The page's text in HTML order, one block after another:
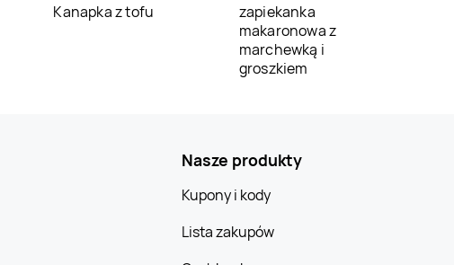
Kanapka z tofu
zapiekanka
makaronowa z
marchewką i
groszkiem
Nasze produkty
Kupony i kody
Lista zakupów